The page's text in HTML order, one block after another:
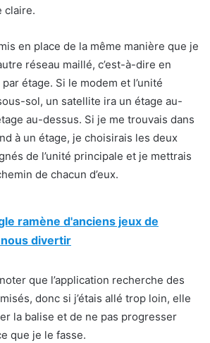
claire.
en place de la même manière que je
réseau maillé, c’est-à-dire en
étage. Si le modem et l’unité
sol, un satellite ira un étage au-
au-dessus. Si je me trouvais dans
à un étage, je choisirais les deux
de l’unité principale et je mettrais
de chacun d’eux.
ramène d'anciens jeux de
divertir
que l’application recherche des
donc si j’étais allé trop loin, elle
la balise et de ne pas progresser
que je le fasse.